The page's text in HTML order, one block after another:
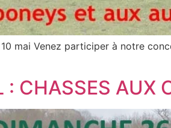
mai Venez participer à notre
CHASSES AUX